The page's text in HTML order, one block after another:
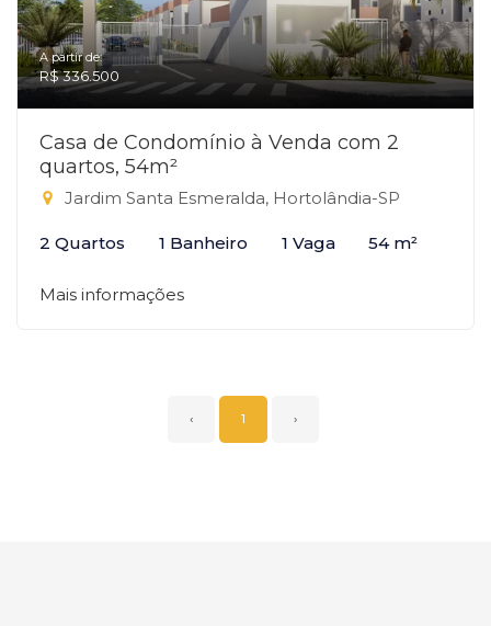
A partir de:
R$ 336.500
Casa de Condomínio à Venda com 2
quartos, 54m²
Jardim Santa Esmeralda, Hortolândia-SP
2 Quartos 1 Banheiro 1 Vaga 54 m²
Mais informações
‹ 1 ›